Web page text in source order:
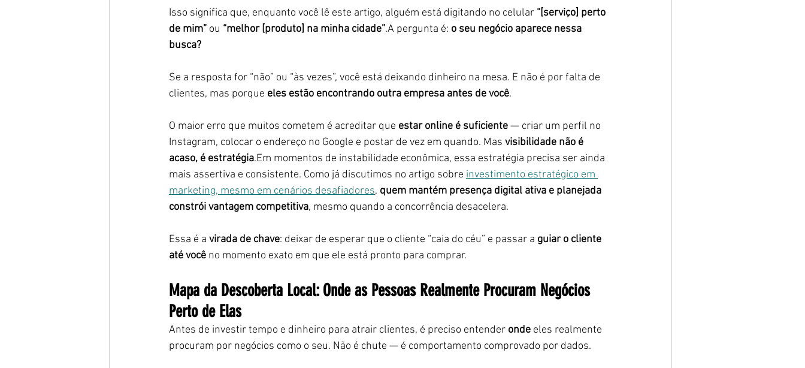
Isso significa que, enquanto você lê este artigo, alguém está digitando no celular “[serviço] perto
de mim” ou “melhor [produto] na minha cidade”.A pergunta é: o seu negócio aparece nessa
busca?
Se a resposta for “não” ou “às vezes”, você está deixando dinheiro na mesa. E não é por falta de
clientes, mas porque eles estão encontrando outra empresa antes de você.
O maior erro que muitos cometem é acreditar que estar online é suficiente — criar um perfil no
Instagram, colocar o endereço no Google e postar de vez em quando. Mas visibilidade não é
acaso, é estratégia.Em momentos de instabilidade econômica, essa estratégia precisa ser ainda
mais assertiva e consistente. Como já discutimos no artigo sobre investimento estratégico em
marketing, mesmo em cenários desafiadores, quem mantém presença digital ativa e planejada
constrói vantagem competitiva, mesmo quando a concorrência desacelera.
Essa é a virada de chave: deixar de esperar que o cliente “caia do céu” e passar a guiar o cliente
até você no momento exato em que ele está pronto para comprar.
Mapa da Descoberta Local: Onde as Pessoas Realmente Procuram Negócios
Perto de Elas
Antes de investir tempo e dinheiro para atrair clientes, é preciso entender onde eles realmente
procuram por negócios como o seu. Não é chute — é comportamento comprovado por dados.